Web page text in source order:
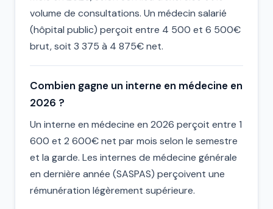
volume de consultations. Un médecin salarié
(hôpital public) perçoit entre 4 500 et 6 500€
brut, soit 3 375 à 4 875€ net.
Combien gagne un interne en médecine en
2026 ?
Un interne en médecine en 2026 perçoit entre 1
600 et 2 600€ net par mois selon le semestre
et la garde. Les internes de médecine générale
en dernière année (SASPAS) perçoivent une
rémunération légèrement supérieure.